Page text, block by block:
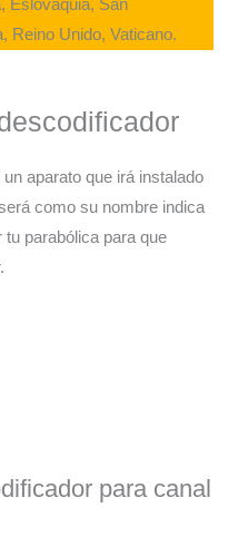
Eslovaquia, San
Reino Unido, Vaticano.
aparato que irá instalado
como su nombre indica
parabólica para que
para canal